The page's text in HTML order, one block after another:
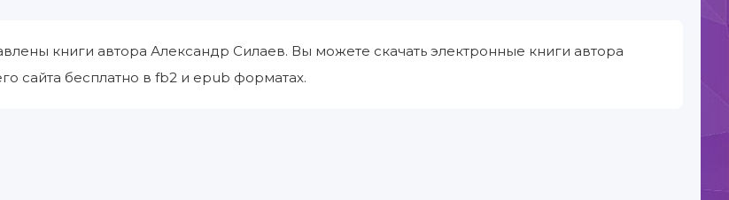
книги автора Александр Силаев. Вы можете скачать электронные книги автора
сайта бесплатно в fb2 и epub форматах.